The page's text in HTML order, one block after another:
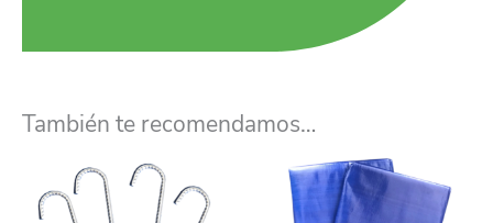
También te recomendamos…